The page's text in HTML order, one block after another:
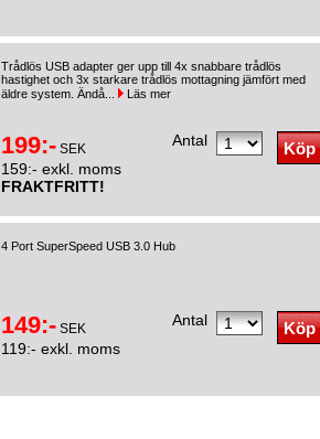
Trådlös USB adapter ger upp till 4x snabbare trådlös
hastighet och 3x starkare trådlös mottagning jämfört med
äldre system. Ändå...
Läs mer
199:- SEK
159:- exkl. moms
FRAKTFRITT!
Antal
4 Port SuperSpeed USB 3.0 Hub
149:- SEK
119:- exkl. moms
Antal